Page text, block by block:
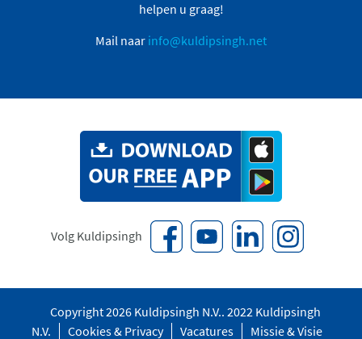
helpen u graag!
Mail naar info@kuldipsingh.net
Volg Kuldipsingh
Copyright 2026 Kuldipsingh N.V.. 2022 Kuldipsingh
N.V.
Cookies & Privacy Vacatures Missie & Visie